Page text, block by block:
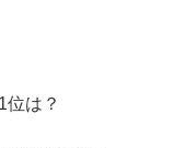
は？